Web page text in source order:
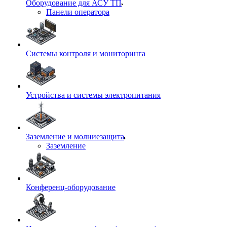
Оборудование для АСУ ТП
Панели оператора
Системы контроля и мониторинга
Устройства и системы электропитания
Заземление и молниезащита
Заземление
Конференц-оборудование